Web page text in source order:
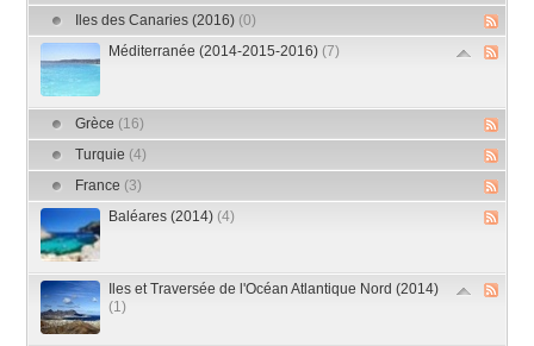
Iles des Canaries (2016) (0)
Méditerranée (2014-2015-2016) (7)
Grèce (16)
Turquie (4)
France (3)
Baléares (2014) (4)
Iles et Traversée de l'Océan Atlantique Nord (2014)
(1)